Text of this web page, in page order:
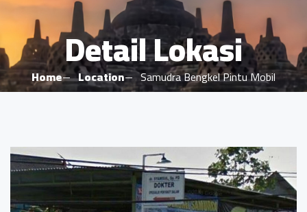
Detail Lokasi
Home Location Samudra Bengkel Pintu Mobil